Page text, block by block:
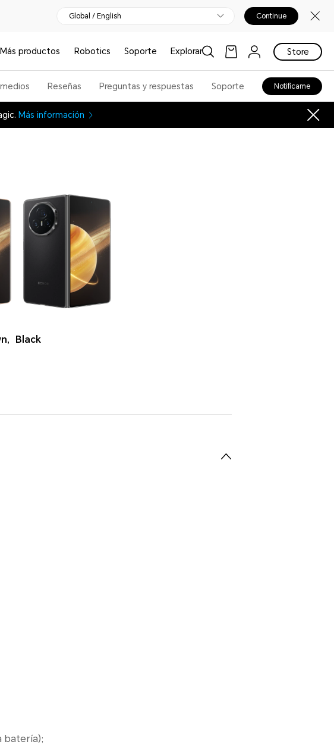
Global / English Continue
Más productos Robotics Soporte Explorar Store
Reseñas Preguntas y respuestas Soporte Notifícame
Más información
, Black
batería);